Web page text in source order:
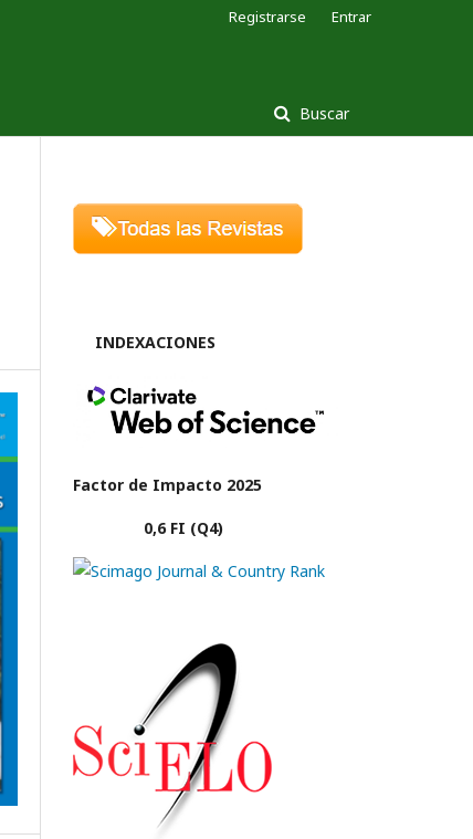
Buscar
Registrarse Entrar
INDEXACIONES
Factor de Impacto 2025
0,6 FI (Q4)